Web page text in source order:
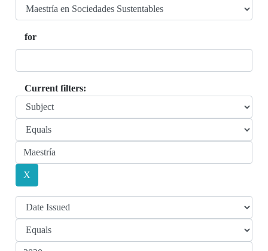
for
Current filters: